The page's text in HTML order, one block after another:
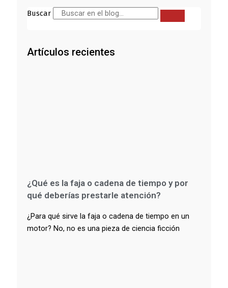
Buscar
Artículos recientes
¿Qué es la faja o cadena de tiempo y por
qué deberías prestarle atención?
¿Para qué sirve la faja o cadena de tiempo en un
motor? No, no es una pieza de ciencia ficción